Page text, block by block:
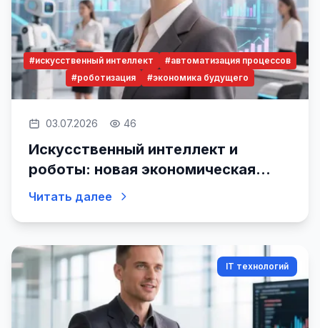
#искусственный интеллект
#автоматизация процессов
#роботизация
#экономика будущего
03.07.2026 46
Искусственный интеллект и
роботы: новая экономическая
реальность
Читать далее
IT технологий